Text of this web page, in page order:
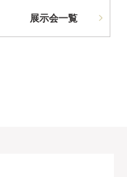
展示会一覧